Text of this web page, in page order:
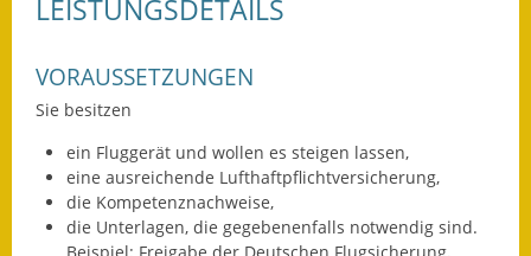
Eröffnungsbilanz
Grundsteuerreform
Haushaltspläne
LEISTUNGSDETAILS
VORAUSSETZUNGEN
Sie besitzen
ein Fluggerät und wollen es steigen lassen,
eine ausreichende Lufthaftpflichtversicherung,
die Kompetenznachweise,
die Unterlagen, die gegebenenfalls notwendig sind.
Beispiel: Freigabe der Deutschen Flugsicherung,